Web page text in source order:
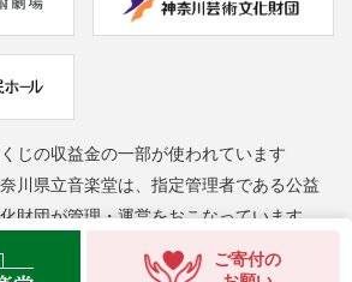
ご寄付の
じの収益金の一部が使われています
川県立音楽堂は、指定管理者である公益
財団が管理・運営をおこなっています
Arts Foundation. All rights reserved.